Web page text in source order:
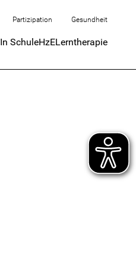
In SchuleHzELerntherapie
Partizipation Gesundheit